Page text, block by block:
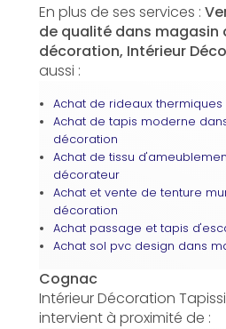
En plus de ses services :
de qualité dans magasin
décoration, Intérieur
aussi :
Achat de rideaux thermiques
Achat de tapis moderne
décoration
Achat de tissu
décorateur
Achat et vente de tenture
décoration
Achat passage et tapis
Achat sol pvc design dans
Cognac
Intérieur Décoration
intervient à proximité de :